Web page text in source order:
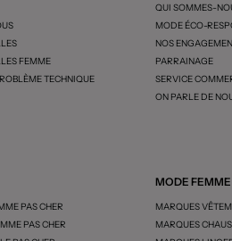
FEMME
TECHNIQUE
QUI SOMMES-
MODE ÉCO-
NOS
PARRAINAGE
SERVICE
ON PARLE DE
PAS CHER
PAS CHER
MODE FEMME
MARQUES
MARQUES